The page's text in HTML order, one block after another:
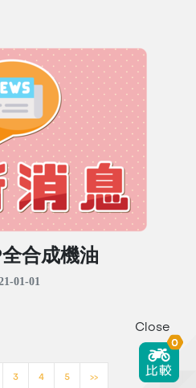
合成機油
01-01
3 4 5 >>
Close
0